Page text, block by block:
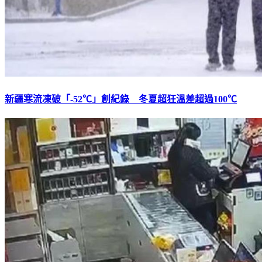
新疆寒流凍破「-52℃」創紀錄 冬夏超狂溫差超過100℃